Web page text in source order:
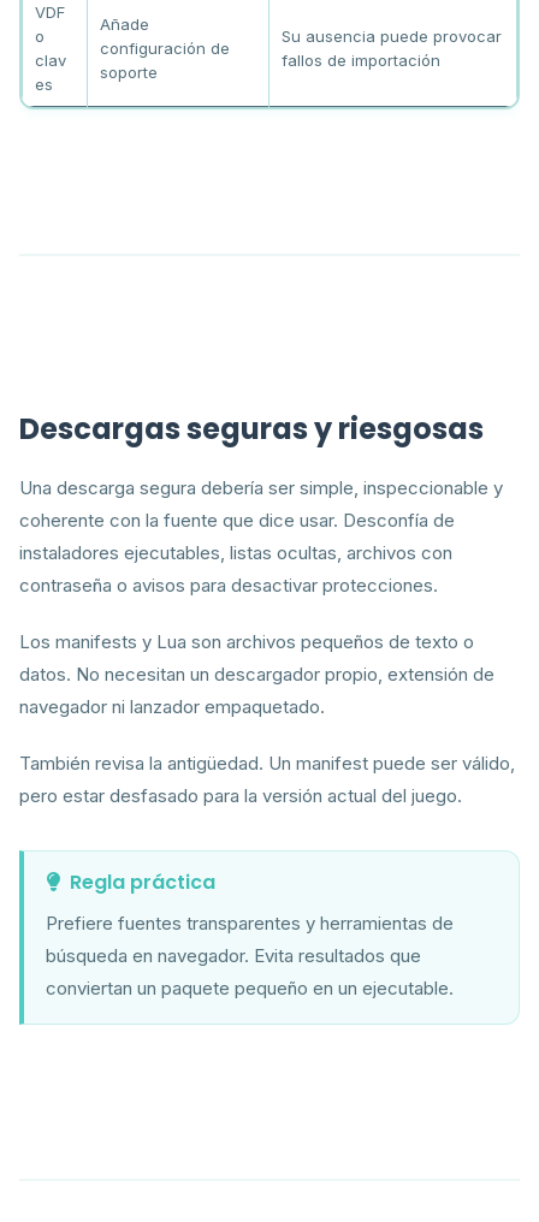
VDF
o
clav
es
Añade
configuración de
soporte
Su ausencia puede provocar
fallos de importación
Descargas seguras y riesgosas
Una descarga segura debería ser simple, inspeccionable y
coherente con la fuente que dice usar. Desconfía de
instaladores ejecutables, listas ocultas, archivos con
contraseña o avisos para desactivar protecciones.
Los manifests y Lua son archivos pequeños de texto o
datos. No necesitan un descargador propio, extensión de
navegador ni lanzador empaquetado.
También revisa la antigüedad. Un manifest puede ser válido,
pero estar desfasado para la versión actual del juego.
Regla práctica
Prefiere fuentes transparentes y herramientas de
búsqueda en navegador. Evita resultados que
conviertan un paquete pequeño en un ejecutable.